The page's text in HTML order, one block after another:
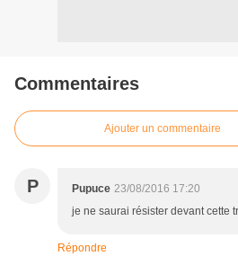
Commentaires
Ajouter un commentaire
P Pupuce 23/08/2016 17:20
je ne saurai résister devant cette
Répondre